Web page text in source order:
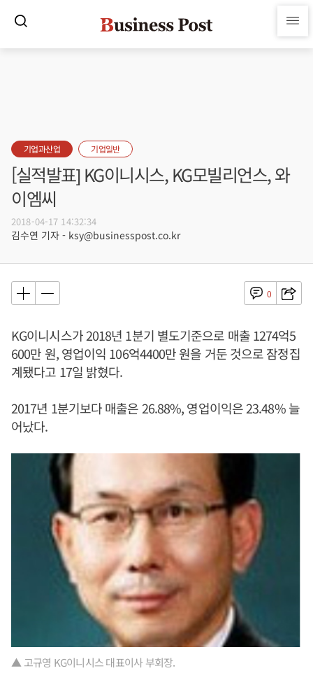
기업과산업 기업일반
[실적발표] KG이니시스, KG모빌리언스, 와
이엠씨
2018-04-17 14:32:34
김수연 기자 - ksy@businesspost.co.kr
0
KG이니시스가 2018년 1분기 별도기준으로 매출 1274억5
600만 원, 영업이익 106억4400만 원을 거둔 것으로 잠정집
계됐다고 17일 밝혔다.
2017년 1분기보다 매출은 26.88%, 영업이익은 23.48% 늘
어났다.
▲ 고규영 KG이니시스 대표이사 부회장.